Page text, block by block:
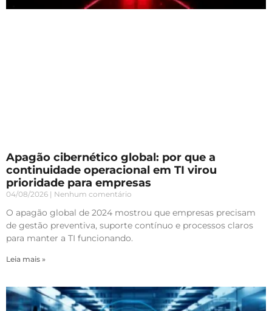
Apagão cibernético global: por que a
continuidade operacional em TI virou
prioridade para empresas
04/08/2026 Nenhum comentário
O apagão global de 2024 mostrou que empresas precisam
de gestão preventiva, suporte contínuo e processos claros
para manter a TI funcionando.
Leia mais »